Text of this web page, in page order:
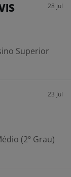
28 jul
Superior
23 jul
(2º Grau)